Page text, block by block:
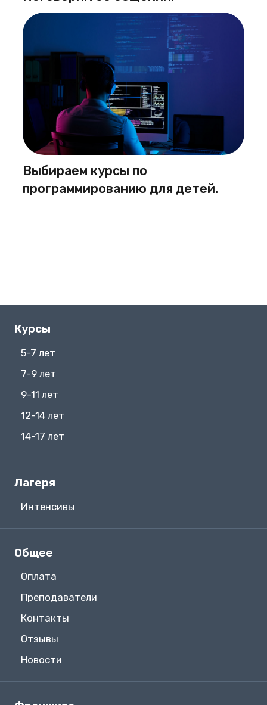
Выбираем курсы по
программированию для детей.
Курсы
5-7 лет
7-9 лет
9-11 лет
12-14 лет
14-17 лет
Лагеря
Интенсивы
Общее
Оплата
Преподаватели
Контакты
Отзывы
Новости